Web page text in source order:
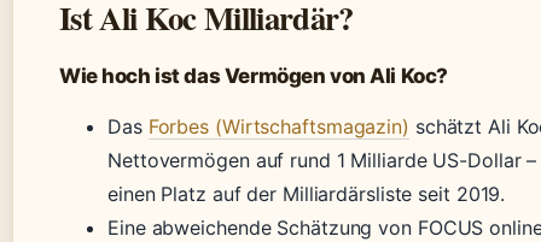
Ist Ali Koc Milliardär?
Wie hoch ist das Vermögen von Ali Koc?
Das Forbes (Wirtschaftsmagazin) schätzt Ali
Nettovermögen auf rund 1 Milliarde US-Dollar
einen Platz auf der Milliardärsliste seit 2019.
Eine abweichende Schätzung von FOCUS